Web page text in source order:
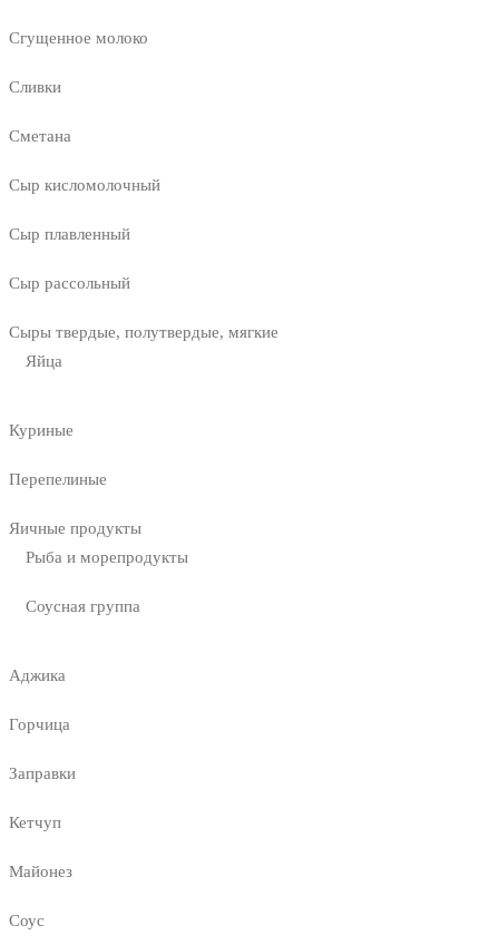
Сгущенное молоко
Сливки
Сметана
Сыр кисломолочный
Сыр плавленный
Сыр рассольный
Сыры твердые, полутвердые, мягкие
Яйца
Куриные
Перепелиные
Яичные продукты
Рыба и морепродукты
Соусная группа
Аджика
Горчица
Заправки
Кетчуп
Майонез
Соус